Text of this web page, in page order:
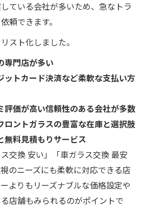
ている会社が多いため、急なトラ
頼できます。
スト化しました。
専門店が多い
ットカード決済など柔軟な支払い方
評価が高い信頼性のある会社が多数
ロントガラスの豊富な在庫と選択肢
無料見積もりサービス
交換 安い」「車ガラス交換 最安
のニーズにも柔軟に対応できる店
よりもリーズナブルな価格設定や
店舗もみられるのがポイントで